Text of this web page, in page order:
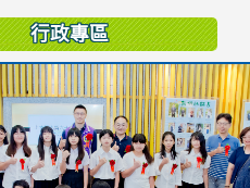
行政專區